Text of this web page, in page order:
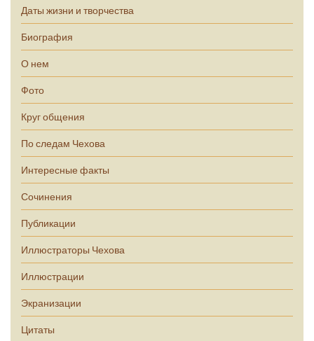
Даты жизни и творчества
Биография
О нем
Фото
Круг общения
По следам Чехова
Интересные факты
Сочинения
Публикации
Иллюстраторы Чехова
Иллюстрации
Экранизации
Цитаты